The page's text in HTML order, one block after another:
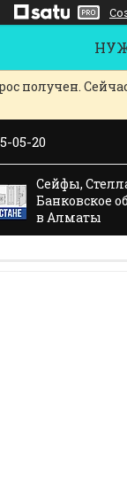
получен.
05-20
Сейфы,
Банковское
в Алматы